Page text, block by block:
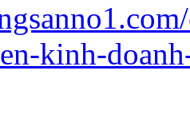
kinh-